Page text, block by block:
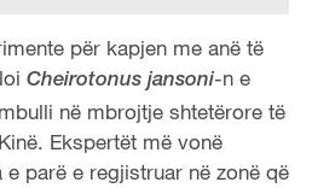
për kapjen me anë të
Cheirotonus jansoni-n e
në mbrojtje shtetërore të
Ekspertët më vonë
parë e regjistruar në zonë që